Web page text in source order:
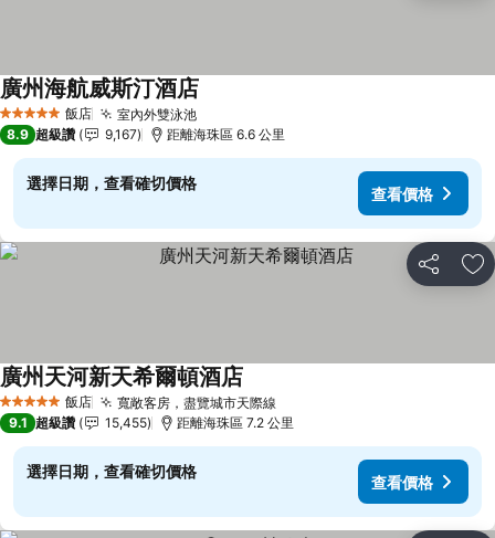
5 星級 飯店 室內外雙泳池查看價格
廣州海航威斯汀酒店
8.9 超級讚 9,167 距離海珠區 6.6 公里
選擇日期，查看確切價格
查看價格
分享 加
5 星級 飯店 寬敞客房，盡覽城市天際線查看價格
廣州天河新天希爾頓酒店
9.1 超級讚 15,455 距離海珠區 7.2 公里
選擇日期，查看確切價格
查看價格